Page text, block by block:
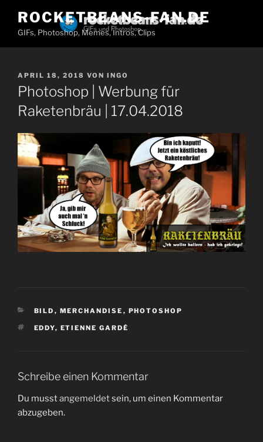
Inhalt
springen
ROCKETBEANS-FAN.DE
GIFs, Photoshop, Memes, Intros, Clips
VERÖFFENTLICHT
AM
APRIL 18, 2018 VON INGO
Photoshop | Werbung für
Raketenbräu | 17.04.2018
KATEGORIEN
BILD , MERCHANDISE , PHOTOSHOP
SCHLAGWÖRTER
EDDY, ETIENNE GARDÉ
Schreibe einen Kommentar
Du musstangemeldetsein, um einen Kommentar
abzugeben.